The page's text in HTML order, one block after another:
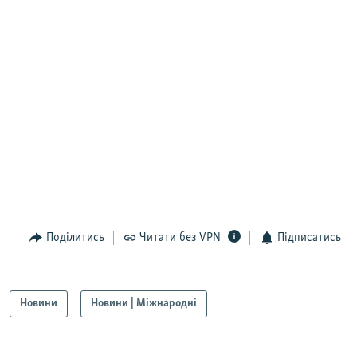
Поділитись Читати без VPN Підписатись
Новини Новини | Міжнародні